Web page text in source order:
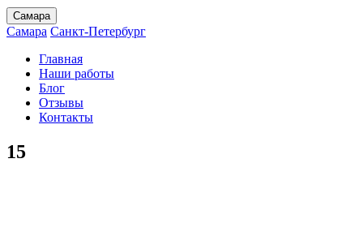
Самара
Самара Санкт-Петербург
Главная
Наши работы
Блог
Отзывы
Контакты
15